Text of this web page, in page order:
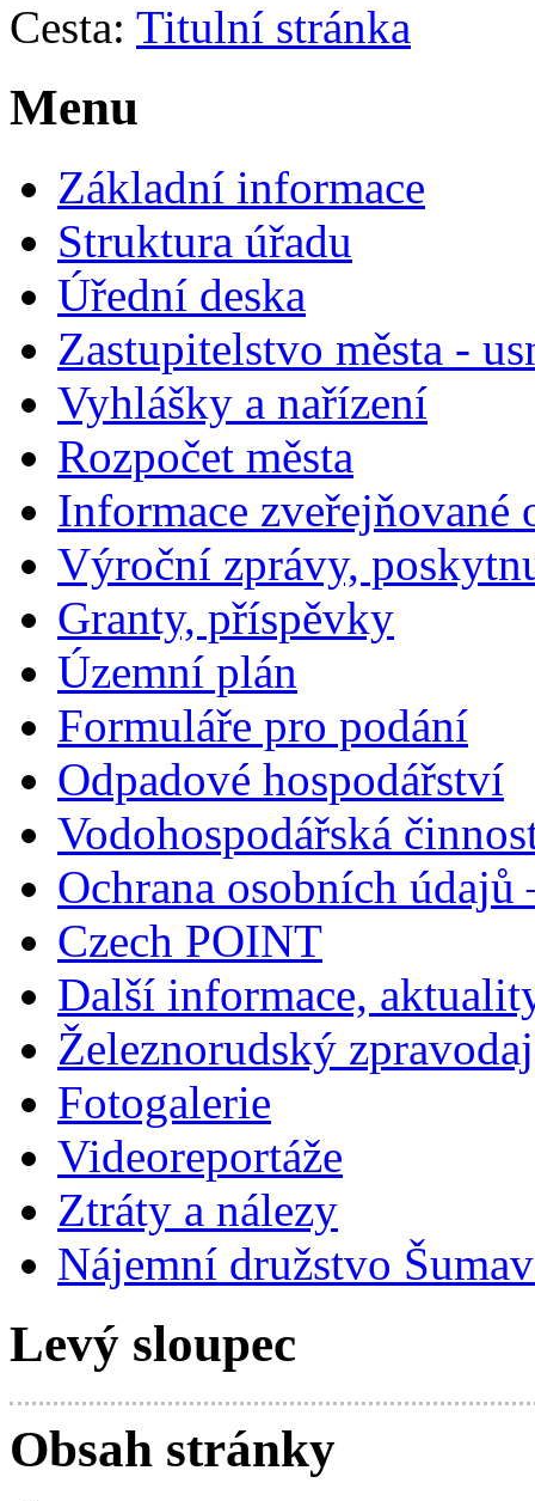
Cesta: Titulní stránka
Menu
Základní informace
Struktura úřadu
Úřední deska
Zastupitelstvo města -
Vyhlášky a nařízení
Rozpočet města
Informace zveřejňované
Výroční zprávy,
Granty, příspěvky
Územní plán
Formuláře pro podání
Odpadové hospodářství
Vodohospodářská
Ochrana osobních údajů
Czech POINT
Další informace,
Železnorudský zpravodaj
Fotogalerie
Videoreportáže
Ztráty a nálezy
Nájemní družstvo
Levý sloupec
Obsah stránky